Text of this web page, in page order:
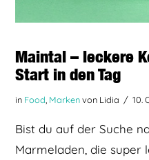
Maintal – leckere
Start in den Tag
in Food Markenvon Lidia 10.
Bist du auf der Suche
Marmeladen, die super